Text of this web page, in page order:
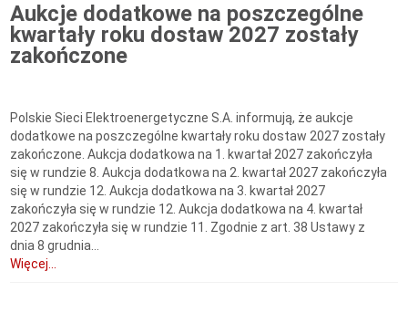
Aukcje dodatkowe na poszczególne
kwartały roku dostaw 2027 zostały
zakończone
Polskie Sieci Elektroenergetyczne S.A. informują, że aukcje
dodatkowe na poszczególne kwartały roku dostaw 2027 zostały
zakończone. Aukcja dodatkowa na 1. kwartał 2027 zakończyła
się w rundzie 8. Aukcja dodatkowa na 2. kwartał 2027 zakończyła
się w rundzie 12. Aukcja dodatkowa na 3. kwartał 2027
zakończyła się w rundzie 12. Aukcja dodatkowa na 4. kwartał
2027 zakończyła się w rundzie 11. Zgodnie z art. 38 Ustawy z
dnia 8 grudnia...
Więcej...